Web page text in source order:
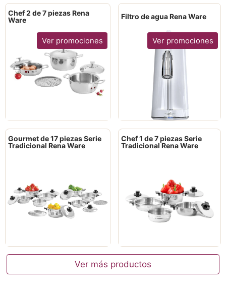
Chef 2 de 7 piezas Rena
Ware
Ver promociones
Filtro de agua Rena Ware
Ver promociones
Gourmet de 17 piezas Serie
Tradicional Rena Ware
Chef 1 de 7 piezas Serie
Tradicional Rena Ware
Ver más productos